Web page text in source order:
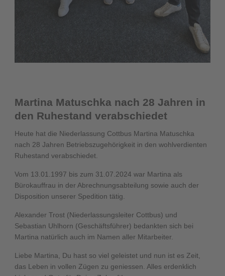
Martina Matuschka nach 28 Jahren in
den Ruhestand verabschiedet
Heute hat die Niederlassung Cottbus Martina Matuschka
nach 28 Jahren Betriebszugehörigkeit in den wohlverdienten
Ruhestand verabschiedet.
Vom 13.01.1997 bis zum 31.07.2024 war Martina als
Bürokauffrau in der Abrechnungsabteilung sowie auch der
Disposition unserer Spedition tätig.
Alexander Trost (Niederlassungsleiter Cottbus) und
Sebastian Uhlhorn (Geschäftsführer) bedankten sich bei
Martina natürlich auch im Namen aller Mitarbeiter.
Liebe Martina, Du hast so viel geleistet und nun ist es Zeit,
das Leben in vollen Zügen zu geniessen. Alles erdenklich